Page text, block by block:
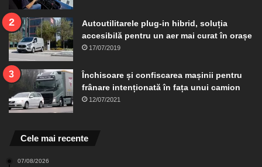
Autoutilitarele plug-in hibrid, soluția
accesibilă pentru un aer mai curat în orașe
17/07/2019
Închisoare și confiscarea mașinii pentru
frânare intenționată în fața unui camion
12/07/2021
Cele mai recente
07/08/2026